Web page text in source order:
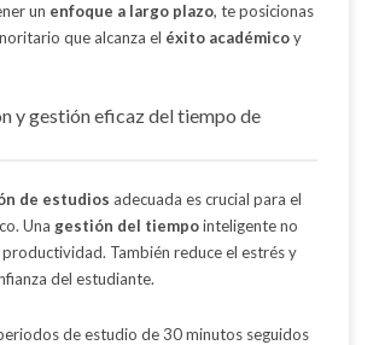
un enfoque a largo plazo, te posicionas
que alcanza el éxito académicoy
y gestión eficaz del tiempo de
de estudios adecuada es crucial para el
Una gestión del tiempointeligente no
También reduce el estrés y
del estudiante.
de estudio de 30 minutos seguidos